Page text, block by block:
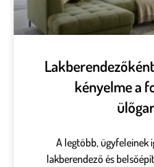
kényelme a
A legtöbb, ügyfeleinek
lakberendező és